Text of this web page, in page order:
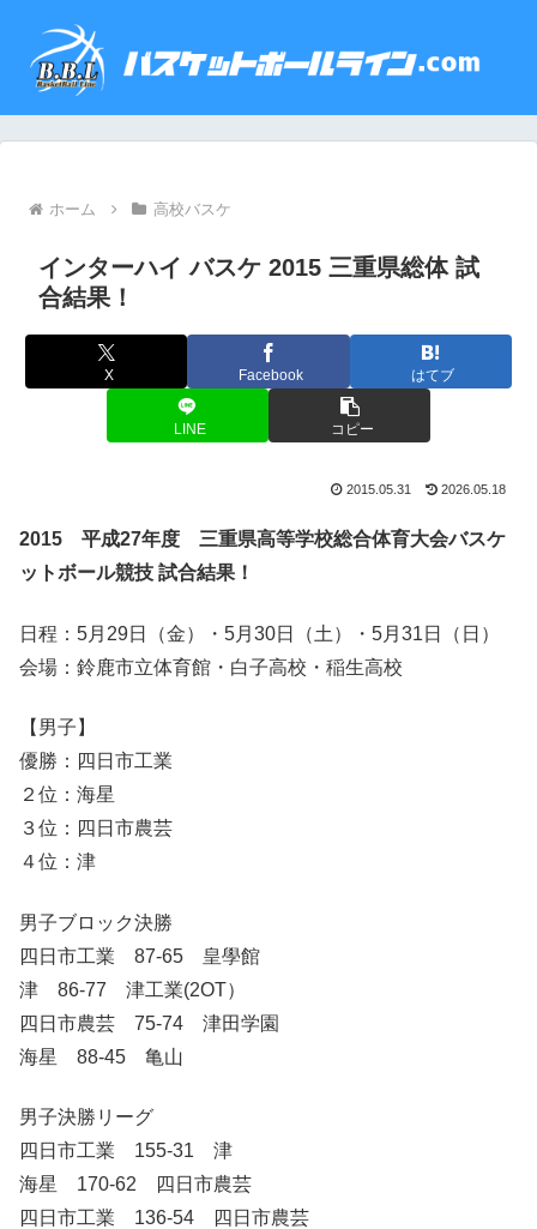
ホーム 高校バスケ
インターハイ バスケ 2015 三重県総体 試
合結果！
X Facebook はてブ
LINE コピー
2015.05.31 2026.05.18
2015 平成27年度 三重県高等学校総合体育大会バスケ
ットボール競技 試合結果！
日程：5月29日（金）・5月30日（土）・5月31日（日）
会場：鈴鹿市立体育館・白子高校・稲生高校
【男子】
優勝：四日市工業
２位：海星
３位：四日市農芸
４位：津
男子ブロック決勝
四日市工業 87-65 皇學館
津 86-77 津工業(2OT）
四日市農芸 75-74 津田学園
海星 88-45 亀山
男子決勝リーグ
四日市工業 155-31 津
海星 170-62 四日市農芸
四日市工業 136-54 四日市農芸